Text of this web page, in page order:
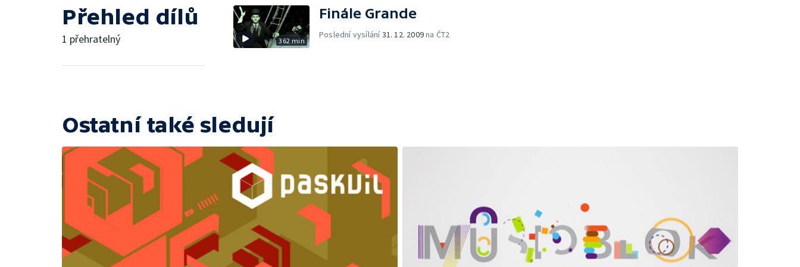
Přehled dílů
1 přehratelný 362 min
Finále Grande
Poslední vysílání31. 12. 2009na ČT2
Ostatní také sledují